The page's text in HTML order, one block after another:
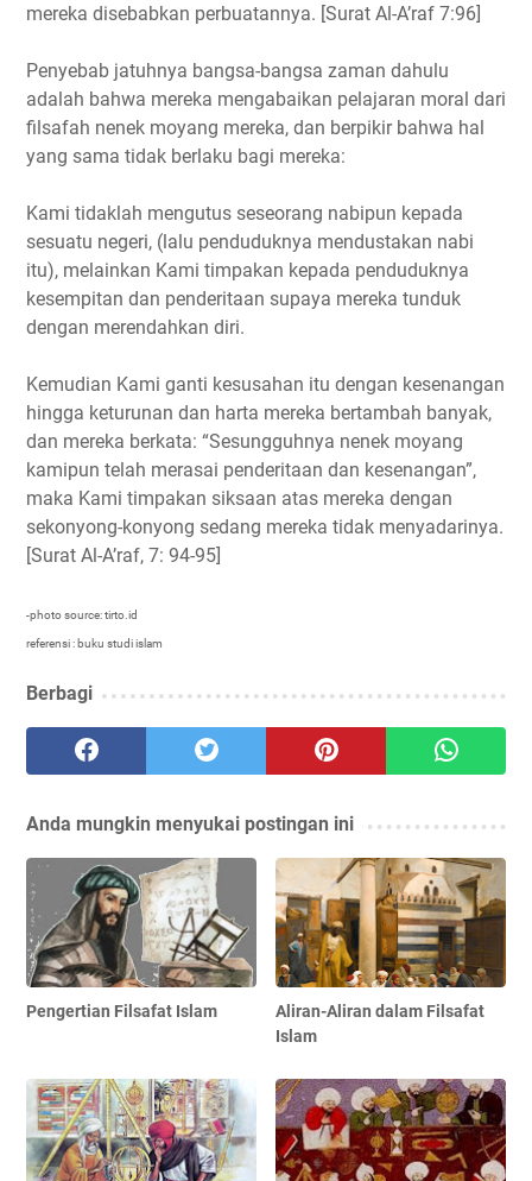
mereka disebabkan perbuatannya. [Surat Al-A’raf 7:96]
Penyebab jatuhnya bangsa-bangsa zaman dahulu
adalah bahwa mereka mengabaikan pelajaran moral dari
filsafah nenek moyang mereka, dan berpikir bahwa hal
yang sama tidak berlaku bagi mereka:
Kami tidaklah mengutus seseorang nabipun kepada
sesuatu negeri, (lalu penduduknya mendustakan nabi
itu), melainkan Kami timpakan kepada penduduknya
kesempitan dan penderitaan supaya mereka tunduk
dengan merendahkan diri.
Kemudian Kami ganti kesusahan itu dengan kesenangan
hingga keturunan dan harta mereka bertambah banyak,
dan mereka berkata: “Sesungguhnya nenek moyang
kamipun telah merasai penderitaan dan kesenangan”,
maka Kami timpakan siksaan atas mereka dengan
sekonyong-konyong sedang mereka tidak menyadarinya.
[Surat Al-A’raf, 7: 94-95]
-photo source: tirto.id
referensi : buku studi islam
Berbagi
Anda mungkin menyukai postingan ini
Pengertian Filsafat Islam
Aliran-Aliran dalam Filsafat
Islam